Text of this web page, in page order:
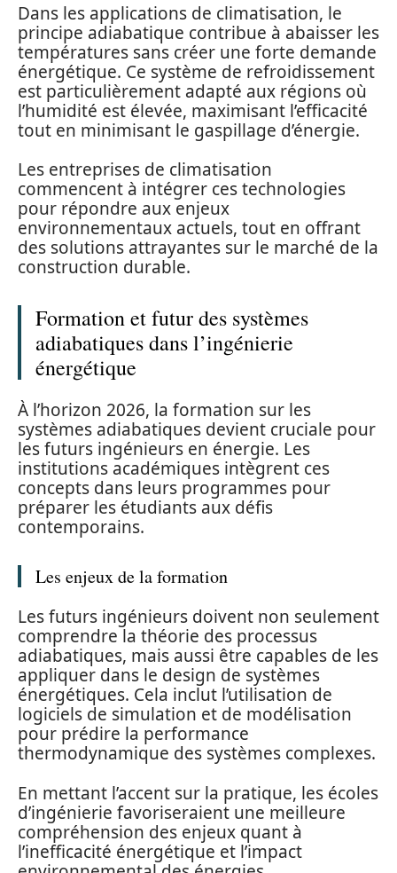
Dans les applications de climatisation, le
principe adiabatique contribue à abaisser les
températures sans créer une forte demande
énergétique. Ce système de refroidissement
est particulièrement adapté aux régions où
l’humidité est élevée, maximisant l’efficacité
tout en minimisant le gaspillage d’énergie.
Les entreprises de climatisation
commencent à intégrer ces technologies
pour répondre aux enjeux
environnementaux actuels, tout en offrant
des solutions attrayantes sur le marché de la
construction durable.
Formation et futur des systèmes
adiabatiques dans l’ingénierie
énergétique
À l’horizon 2026, la formation sur les
systèmes adiabatiques devient cruciale pour
les futurs ingénieurs en énergie. Les
institutions académiques intègrent ces
concepts dans leurs programmes pour
préparer les étudiants aux défis
contemporains.
Les enjeux de la formation
Les futurs ingénieurs doivent non seulement
comprendre la théorie des processus
adiabatiques, mais aussi être capables de les
appliquer dans le design de systèmes
énergétiques. Cela inclut l’utilisation de
logiciels de simulation et de modélisation
pour prédire la performance
thermodynamique des systèmes complexes.
En mettant l’accent sur la pratique, les écoles
d’ingénierie favoriseraient une meilleure
compréhension des enjeux quant à
l’inefficacité énergétique et l’impact